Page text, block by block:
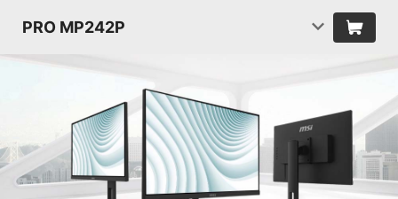
PRO MP242P